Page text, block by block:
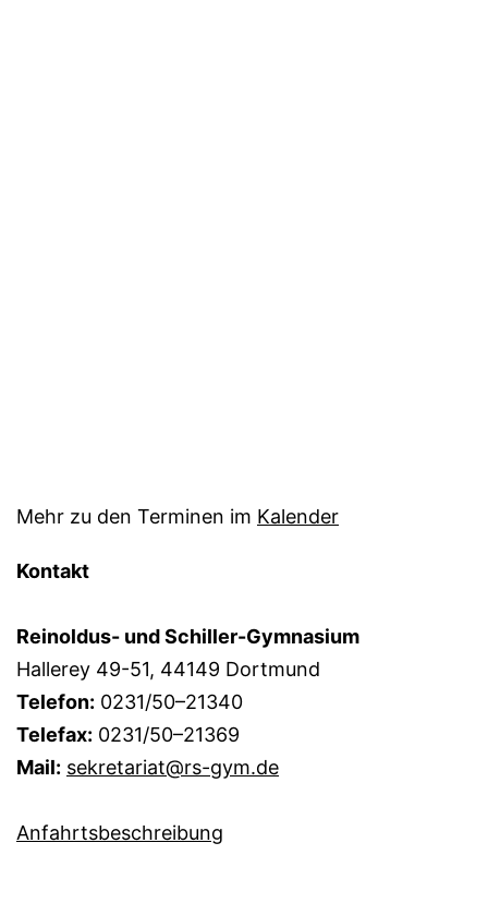
Mehr zu den Terminen im Kalender
Kontakt
Reinoldus- und Schiller-Gymnasium
Hallerey 49-51, 44149 Dortmund
Telefon: 0231/50–21340
Telefax: 0231/50–21369
Mail: sekretariat@rs-gym.de
Anfahrtsbeschreibung